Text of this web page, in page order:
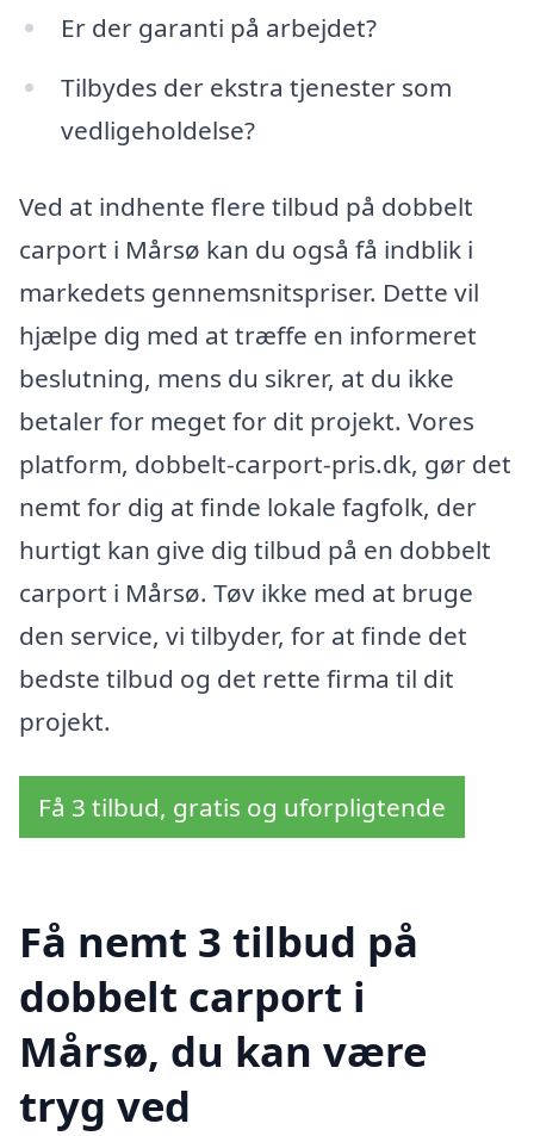
Er der garanti på arbejdet?
Tilbydes der ekstra tjenester som
vedligeholdelse?
Ved at indhente flere tilbud på dobbelt
carport i Mårsø kan du også få indblik i
markedets gennemsnitspriser. Dette vil
hjælpe dig med at træffe en informeret
beslutning, mens du sikrer, at du ikke
betaler for meget for dit projekt. Vores
platform, dobbelt-carport-pris.dk, gør det
nemt for dig at finde lokale fagfolk, der
hurtigt kan give dig tilbud på en dobbelt
carport i Mårsø. Tøv ikke med at bruge
den service, vi tilbyder, for at finde det
bedste tilbud og det rette firma til dit
projekt.
Få 3 tilbud, gratis og uforpligtende
Få nemt 3 tilbud på
dobbelt carport i
Mårsø, du kan være
tryg ved